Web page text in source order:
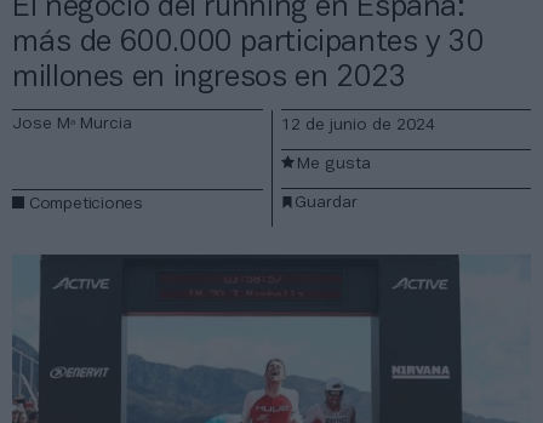
El negocio del running en España:
más de 600.000 participantes y 30
millones en ingresos en 2023
Jose Mª Murcia
Competiciones
12 de junio de 2024
Guardar
Me gusta